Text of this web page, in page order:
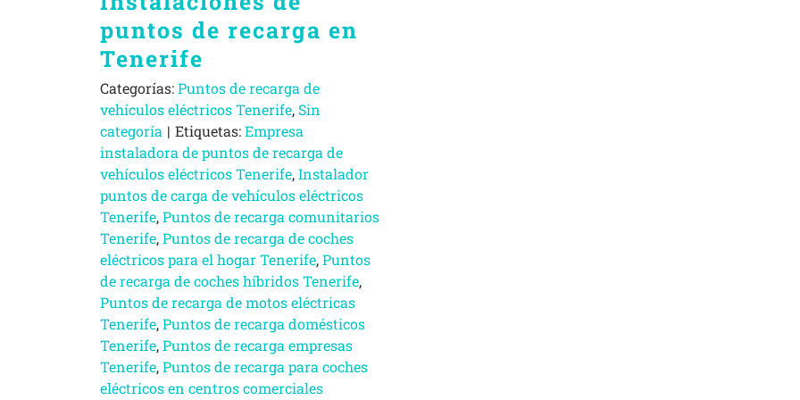
puntos de recarga en
Tenerife
Categorías:Puntos de recarga de
vehículos eléctricos Tenerife,Sin
categoría | Etiquetas:Empresa
instaladora de puntos de recarga de
vehículos eléctricos Tenerife,Instalador
puntos de carga de vehículos eléctricos
Tenerife,Puntos de recarga comunitarios
Tenerife,Puntos de recarga de coches
eléctricos para el hogar Tenerife,Puntos
de recarga de coches híbridos Tenerife,
Puntos de recarga de motos eléctricas
Tenerife,Puntos de recarga domésticos
Tenerife,Puntos de recarga empresas
Tenerife,Puntos de recarga para coches
eléctricos en centros comerciales